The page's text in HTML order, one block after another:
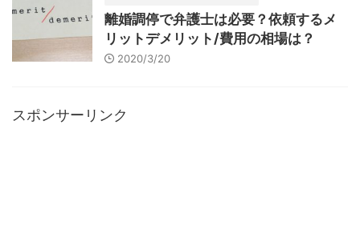
離婚調停で弁護士は必要？依頼するメ
リットデメリット/費用の相場は？
2020/3/20
スポンサーリンク